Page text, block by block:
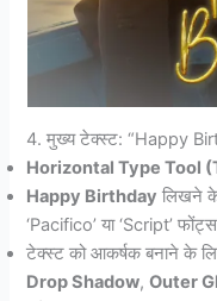
4. मुख्य टेक्स्ट: “Happy
Horizontal Type Tool
Happy Birthday लिखने
‘Pacifico’ या ‘Script’
टेक्स्ट को आकर्षक बनाने के
Drop Shadow,Outer